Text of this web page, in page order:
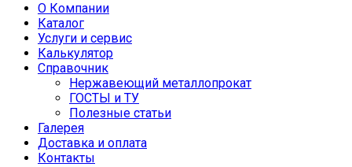
О Компании
Каталог
Услуги и сервис
Калькулятор
Справочник
Нержавеющий металлопрокат
ГОСТЫ и ТУ
Полезные статьи
Галерея
Доставка и оплата
Контакты